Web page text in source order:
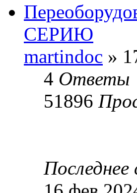
СЕРИЮ
martindoc »
4 Ответы
51896